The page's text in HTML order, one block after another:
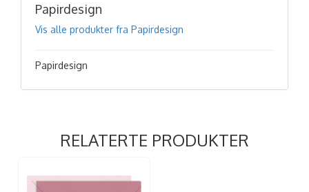
Papirdesign
Vis alle produkter fra Papirdesign
Papirdesign
RELATERTE PRODUKTER